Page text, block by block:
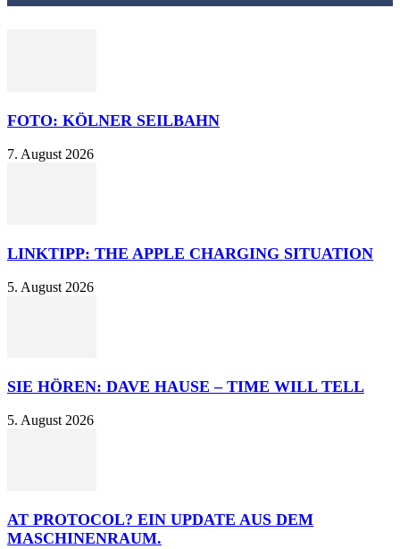
FOTO: KÖLNER SEILBAHN
7. August 2026
LINKTIPP: THE APPLE CHARGING SITUATION
5. August 2026
SIE HÖREN: DAVE HAUSE – TIME WILL TELL
5. August 2026
AT PROTOCOL? EIN UPDATE AUS DEM
MASCHINENRAUM.